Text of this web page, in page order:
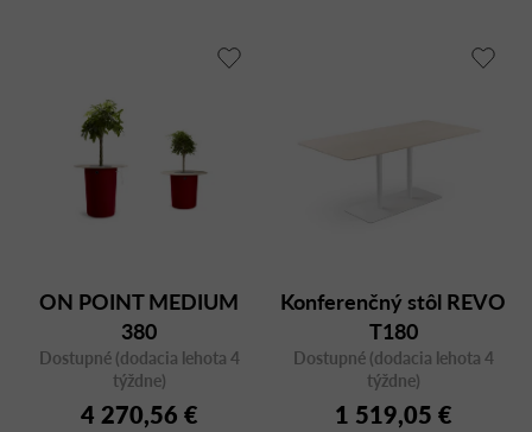
ON POINT MEDIUM
380
Dostupné (dodacia lehota 4
týždne)
4 270,56 €
Konferenčný stôl REVO
T180
Dostupné (dodacia lehota 4
týždne)
1 519,05 €